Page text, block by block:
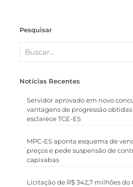
Pesquisar
Notícias Recentes
Servidor aprovado em novo
vantagens de progressão
esclarece TCE-ES
MPC-ES aponta esquema de
preços e pede suspensão de
capixabas
Licitação de R$ 342,7 milhões do